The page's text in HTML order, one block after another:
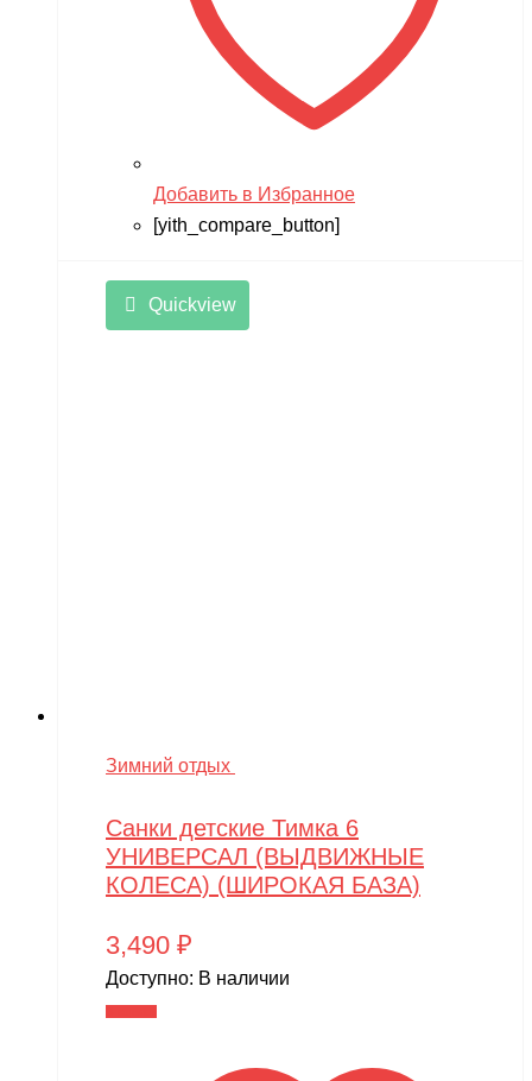
Добавить в Избранное
[yith_compare_button]
Quickview
Зимний отдых
Санки детские Тимка 6
УНИВЕРСАЛ (ВЫДВИЖНЫЕ
КОЛЕСА) (ШИРОКАЯ БАЗА)
3,490 ₽
Доступно: В наличии